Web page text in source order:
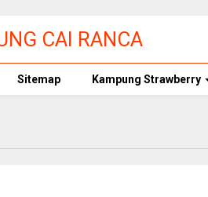
CAI RANCA
Sitemap Kampung Strawberry